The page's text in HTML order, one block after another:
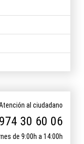
al ciudadano
974 30 60 06
de 9:00h a 14:00h